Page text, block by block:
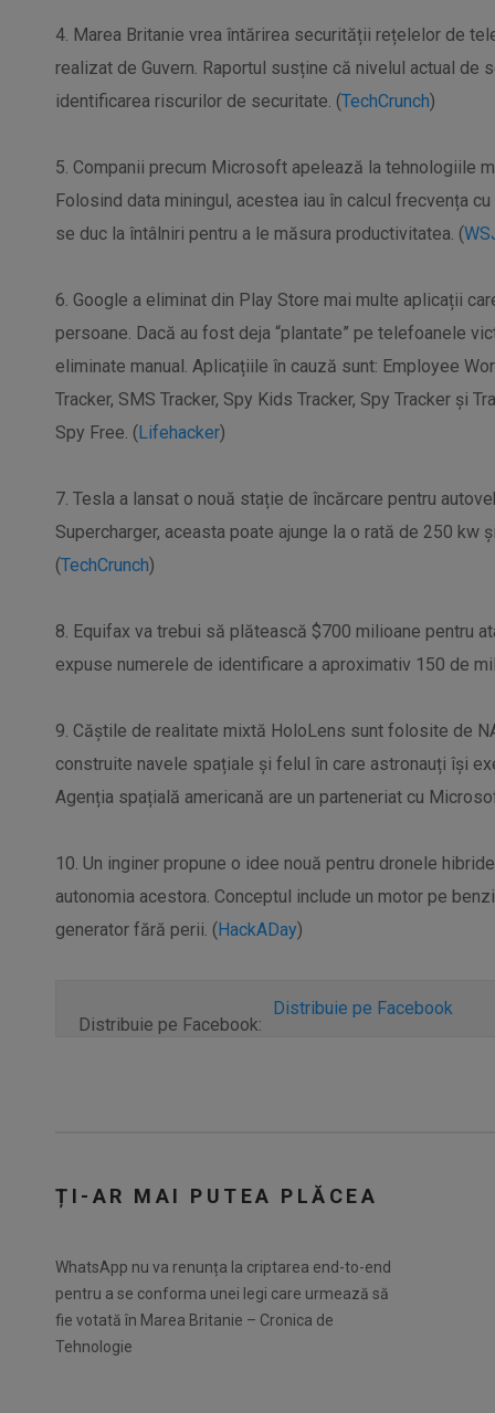
4. Marea Britanie vrea întărirea securității rețelelor de
realizat de Guvern. Raportul susține că nivelul actual de
identificarea riscurilor de securitate. (TechCrunch)
5. Companii precum Microsoft apelează la tehnologiile
Folosind data miningul, acestea iau în calcul frecvența
se duc la întâlniri pentru a le măsura productivitatea. (
6. Google a eliminat din Play Store mai multe aplicații
persoane. Dacă au fost deja “plantate” pe telefoanele
eliminate manual. Aplicațiile în cauză sunt: Employee
Tracker, SMS Tracker, Spy Kids Tracker, Spy Tracker și
Spy Free. (Lifehacker)
7. Tesla a lansat o nouă stație de încărcare pentru
Supercharger, aceasta poate ajunge la o rată de 250 kw
(TechCrunch)
8. Equifax va trebui să plătească $700 milioane pentru
expuse numerele de identificare a aproximativ 150 de
9. Căștile de realitate mixtă HoloLens sunt folosite de
construite navele spațiale și felul în care astronauți își
Agenția spațială americană are un parteneriat cu
10. Un inginer propune o idee nouă pentru dronele
autonomia acestora. Conceptul include un motor pe
generator fără perii. (HackADay)
Distribuie pe Facebook:
Distribuie pe Facebook
ȚI-AR MAI PUTEA PLĂCEA
WhatsApp nu va renunța la criptarea end-to-end
pentru a se conforma unei legi care urmează să
fie votată în Marea Britanie – Cronica de
Tehnologie